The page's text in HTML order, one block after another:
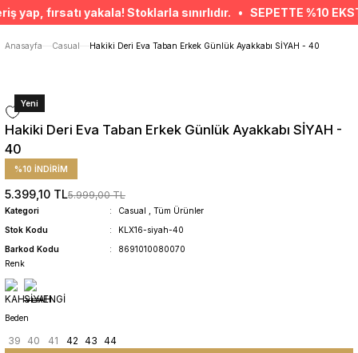
ÜCRETSİZ TESLİMAT İMKANI
Anasayfa
Casual Hakiki Deri Eva Taban Erkek Günlük Ayakkabı SİYAH - 40
Yeni
Hakiki Deri Eva Taban Erkek Günlük Ayakkabı SİYAH -
40
%10 İNDİRİM
5.399,10 TL5.999,00 TL
Kategori Casual
Tüm Ürünler
Stok Kodu
KLX16-siyah-40
Barkod Kodu
8691010080070
Renk
Beden
39 40 41 42 43 44
fırsatı yakala! Stoklarla sınırlıdır. • SEPETTE %10